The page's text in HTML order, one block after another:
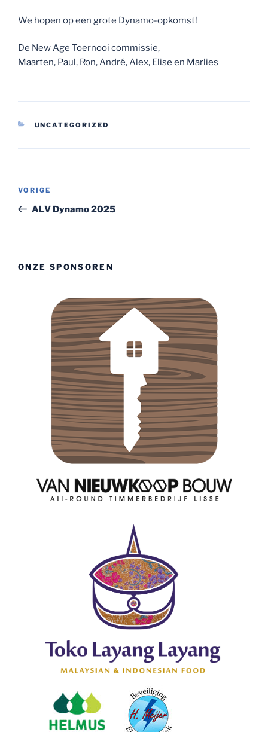
We hopen op een grote Dynamo-opkomst!
De New Age Toernooi commissie,
Maarten, Paul, Ron, André, Alex, Elise en Marlies
CATEGORIEËN
UNCATEGORIZED
Vorig
bericht
VORIGE
ALV Dynamo 2025
ONZE SPONSOREN